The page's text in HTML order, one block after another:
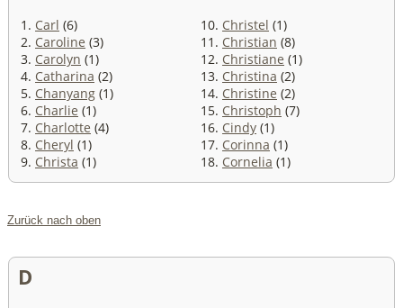
1. Carl (6)
2. Caroline (3)
3. Carolyn (1)
4. Catharina (2)
5. Chanyang (1)
6. Charlie (1)
7. Charlotte (4)
8. Cheryl (1)
9. Christa (1)
10. Christel (1)
11. Christian (8)
12. Christiane (1)
13. Christina (2)
14. Christine (2)
15. Christoph (7)
16. Cindy (1)
17. Corinna (1)
18. Cornelia (1)
Zurück nach oben
D